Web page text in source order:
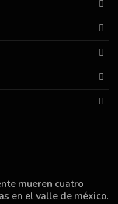
mueren cuatro
en el valle de méxico.